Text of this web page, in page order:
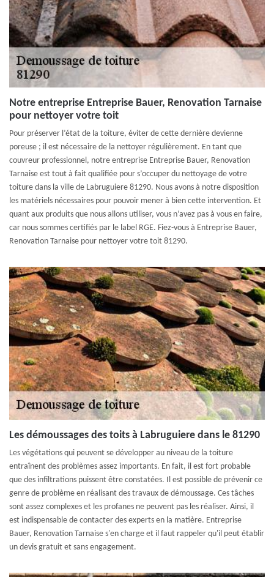
Notre entreprise Entreprise Bauer, Renovation Tarnaise
pour nettoyer votre toit
Pour préserver l’état de la toiture, éviter de cette dernière devienne
poreuse ; il est nécessaire de la nettoyer régulièrement. En tant que
couvreur professionnel, notre entreprise Entreprise Bauer, Renovation
Tarnaise est tout à fait qualifiée pour s’occuper du nettoyage de votre
toiture dans la ville de Labruguiere 81290. Nous avons à notre disposition
les matériels nécessaires pour pouvoir mener à bien cette intervention. Et
quant aux produits que nous allons utiliser, vous n’avez pas à vous en faire,
car nous sommes certifiés par le label RGE. Fiez-vous à Entreprise Bauer,
Renovation Tarnaise pour nettoyer votre toit 81290.
Les démoussages des toits à Labruguiere dans le 81290
Les végétations qui peuvent se développer au niveau de la toiture
entraînent des problèmes assez importants. En fait, il est fort probable
que des infiltrations puissent être constatées. Il est possible de prévenir ce
genre de problème en réalisant des travaux de démoussage. Ces tâches
sont assez complexes et les profanes ne peuvent pas les réaliser. Ainsi, il
est indispensable de contacter des experts en la matière. Entreprise
Bauer, Renovation Tarnaise s'en charge et il faut rappeler qu'il peut établir
un devis gratuit et sans engagement.